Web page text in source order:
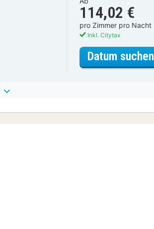
114,02 €
pro Zimmer pro Nacht
Inkl. Citytax
Datum suchen